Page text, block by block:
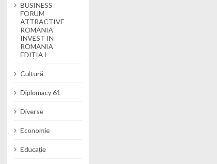
BUSINESS
FORUM
ATTRACTIVE
ROMANIA
INVEST IN
ROMANIA
EDIȚIA I
Cultură
Diplomacy 61
Diverse
Economie
Educație